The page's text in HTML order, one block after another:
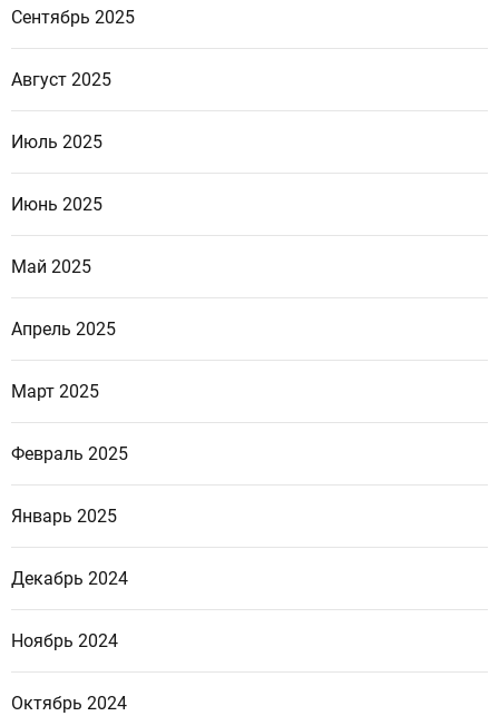
Сентябрь 2025
Август 2025
Июль 2025
Июнь 2025
Май 2025
Апрель 2025
Март 2025
Февраль 2025
Январь 2025
Декабрь 2024
Ноябрь 2024
Октябрь 2024